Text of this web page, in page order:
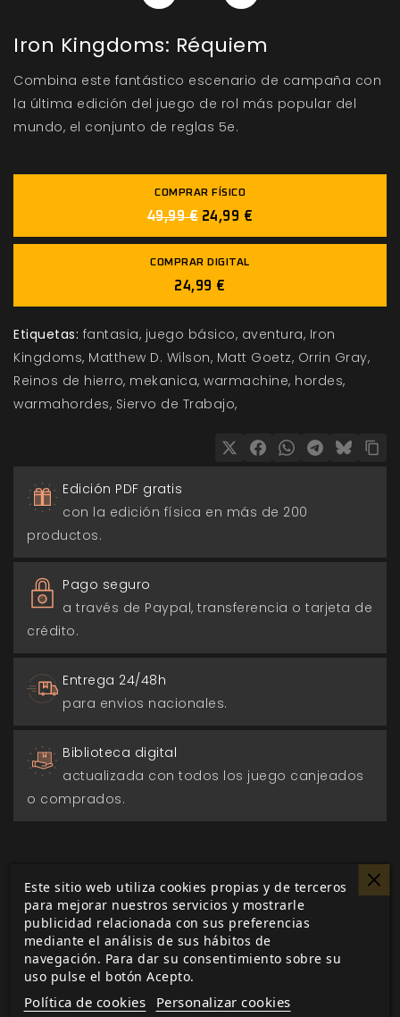
Iron Kingdoms: Réquiem
Combina este fantástico escenario de campaña con
la última edición del juego de rol más popular del
mundo, el conjunto de reglas 5e.
COMPRAR FÍSICO
49,99 € 24,99 €
COMPRAR DIGITAL
24,99 €
Etiquetas: fantasia juego básico aventura Iron
Kingdoms Matthew D. Wilson Matt Goetz Orrin Gray
Reinos de hierro mekanica warmachine hordes
warmahordes Siervo de Trabajo
Edición PDF gratis
con la edición física en más de 200
productos.
Pago seguro
a través de Paypal, transferencia o tarjeta de
crédito.
Entrega 24/48h
para envios nacionales.
Biblioteca digital
actualizada con todos los juego canjeados
o comprados.
DESCRIPCIÓN ▼
Adéntrate en el galardonado mundo de
Reinos de Hierro con la última edición del
juego de rol de PrivateerPress.Iron Kingdoms:
Este sitio web utiliza cookies propias y de terceros
para mejorar nuestros servicios y mostrarle
publicidad relacionada con sus preferencias
mediante el análisis de sus hábitos de
navegación. Para dar su consentimiento sobre su
uso pulse el botón Acepto.
Política de cookies Personalizar cookies